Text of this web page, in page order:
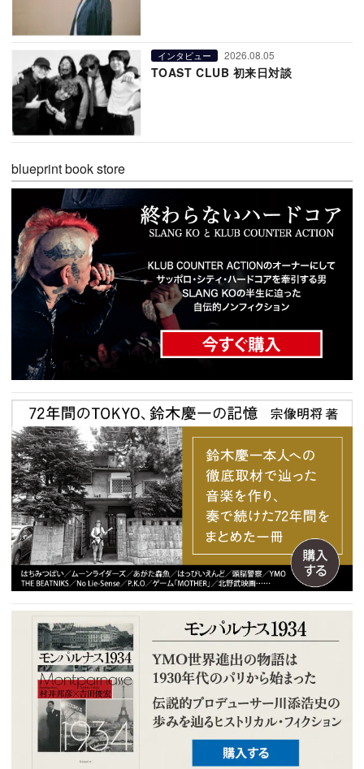
インタビュー 2026.08.05
TOAST CLUB 初来日対談
blueprint book store